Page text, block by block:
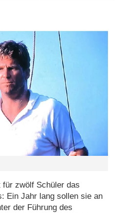
für zwölf Schüler das
Ein Jahr lang sollen sie an
der Führung des